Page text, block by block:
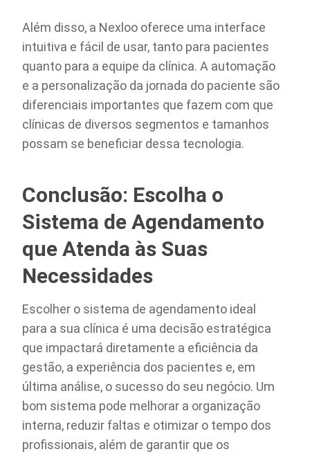
Além disso, a Nexloo oferece uma interface
intuitiva e fácil de usar, tanto para pacientes
quanto para a equipe da clínica. A automação
e a personalização da jornada do paciente são
diferenciais importantes que fazem com que
clínicas de diversos segmentos e tamanhos
possam se beneficiar dessa tecnologia.
Conclusão: Escolha o
Sistema de Agendamento
que Atenda às Suas
Necessidades
Escolher o sistema de agendamento ideal
para a sua clínica é uma decisão estratégica
que impactará diretamente a eficiência da
gestão, a experiência dos pacientes e, em
última análise, o sucesso do seu negócio. Um
bom sistema pode melhorar a organização
interna, reduzir faltas e otimizar o tempo dos
profissionais, além de garantir que os